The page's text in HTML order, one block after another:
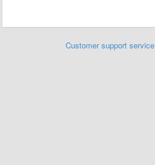
Customer support service